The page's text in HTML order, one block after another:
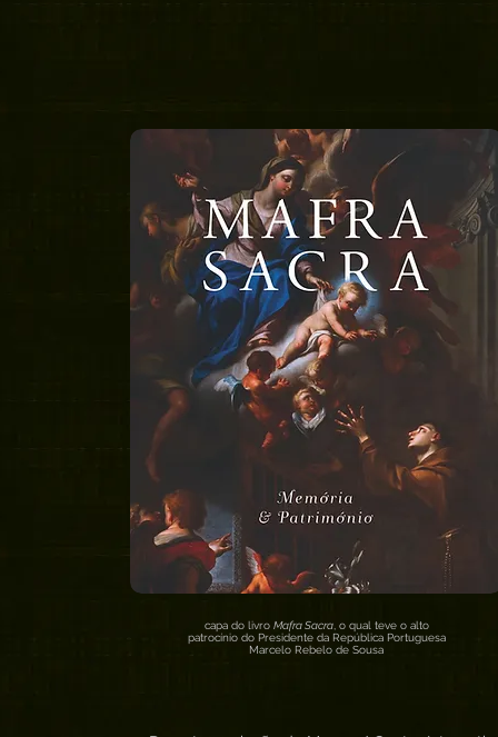
capa do livro Mafra Sacra, o qual teve o alto
patrocínio do Presidente da República Portuguesa
Marcelo Rebelo de Sousa